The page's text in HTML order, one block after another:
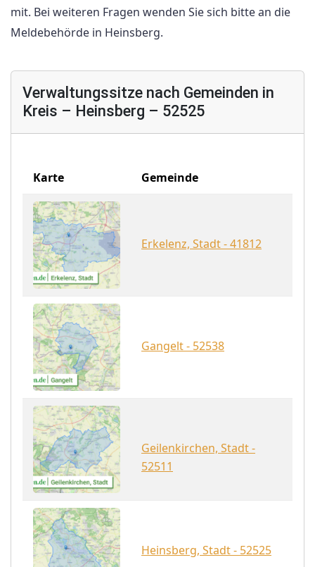
mit. Bei weiteren Fragen wenden Sie sich bitte an die
Meldebehörde in Heinsberg.
Verwaltungssitze nach Gemeinden in
Kreis – Heinsberg – 52525
Karte Gemeinde
Erkelenz, Stadt - 41812
Gangelt - 52538
Geilenkirchen, Stadt -
52511
Heinsberg, Stadt - 52525